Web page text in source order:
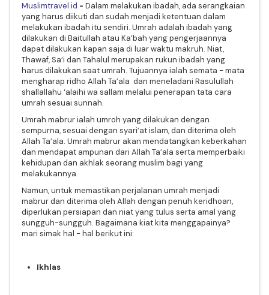
Muslimtravel.id - Dalam melakukan ibadah, ada serangkaian
yang harus diikuti dan sudah menjadi ketentuan dalam
melakukan ibadah itu sendiri. Umrah adalah ibadah yang
dilakukan di Baitullah atau Ka’bah yang pengerjaannya
dapat dilakukan kapan saja di luar waktu makruh. Niat,
Thawaf, Sa’i dan Tahalul merupakan rukun ibadah yang
harus dilakukan saat umrah. Tujuannya ialah semata - mata
mengharap ridho Allah Ta’ala dan meneladani Rasulullah
shallallahu ‘alaihi wa sallam melalui penerapan tata cara
umrah sesuai sunnah.
Umrah mabrur ialah umroh yang dilakukan dengan
sempurna, sesuai dengan syari’at islam, dan diterima oleh
Allah Ta’ala. Umrah mabrur akan mendatangkan keberkahan
dan mendapat ampunan dari Allah Ta’ala serta memperbaiki
kehidupan dan akhlak seorang muslim bagi yang
melakukannya.
Namun, untuk memastikan perjalanan umrah menjadi
mabrur dan diterima oleh Allah dengan penuh keridhoan,
diperlukan persiapan dan niat yang tulus serta amal yang
sungguh-sungguh. Bagaimana kiat kita menggapainya?
mari simak hal - hal berikut ini:
Ikhlas